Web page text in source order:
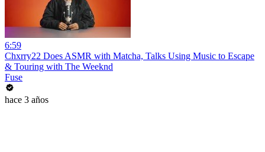
6:59
Chxrry22 Does ASMR with Matcha, Talks Using Music to Escape
& Touring with The Weeknd
Fuse
hace 3 años